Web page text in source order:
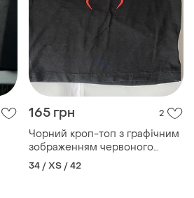
165 грн 2
Чорний кроп-топ з графічним
зображенням червоного
павука, черный топ
34 / XS / 42